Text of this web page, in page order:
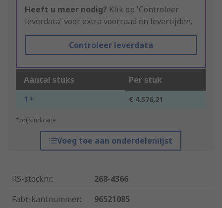
Heeft u meer nodig? Klik op 'Controleer
leverdata' voor extra voorraad en levertijden.
Controleer leverdata
Aantal stuks Per stuk
1 + € 4.576,21
*prijsindicatie
Voeg toe aan onderdelenlijst
RS-stocknr.:
268-4366
Fabrikantnummer:
96521085